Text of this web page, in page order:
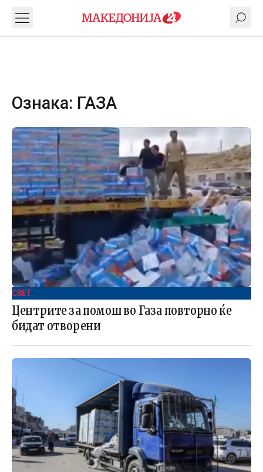
Ознака: ГАЗА
СВЕТ .
Центрите за помош во Газа повторно ќе
бидат отворени